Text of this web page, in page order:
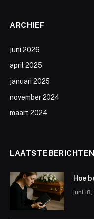
ARCHIEF
juni 2026
april 2025
januari 2025
november 2024
maart 2024
LAATSTE BERICHTEN
Hoe
juni